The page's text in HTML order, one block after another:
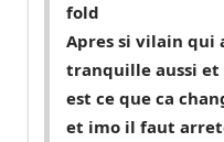
fold
Apres si vilain qui
tranquille aussi et
est ce que ca
et imo il faut